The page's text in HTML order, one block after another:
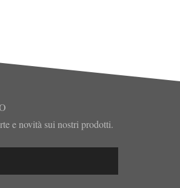
e novità sui nostri prodotti.